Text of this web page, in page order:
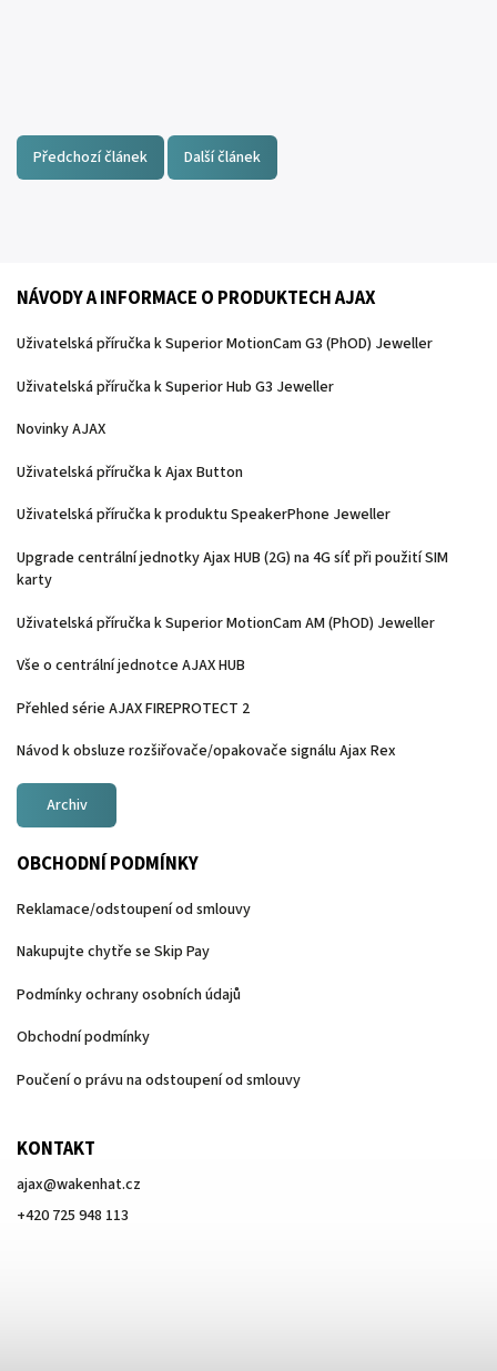
Předchozí článek Další článek
NÁVODY A INFORMACE O PRODUKTECH AJAX
Uživatelská příručka k Superior MotionCam G3 (PhOD) Jeweller
Uživatelská příručka k Superior Hub G3 Jeweller
Novinky AJAX
Uživatelská příručka k Ajax Button
Uživatelská příručka k produktu SpeakerPhone Jeweller
Upgrade centrální jednotky Ajax HUB (2G) na 4G síť při použití SIM
karty
Uživatelská příručka k Superior MotionCam AM (PhOD) Jeweller
Vše o centrální jednotce AJAX HUB
Přehled série AJAX FIREPROTECT 2
Návod k obsluze rozšiřovače/opakovače signálu Ajax Rex
Archiv
OBCHODNÍ PODMÍNKY
Reklamace/odstoupení od smlouvy
Nakupujte chytře se Skip Pay
Podmínky ochrany osobních údajů
Obchodní podmínky
Poučení o právu na odstoupení od smlouvy
KONTAKT
ajax@wakenhat.cz
+420 725 948 113